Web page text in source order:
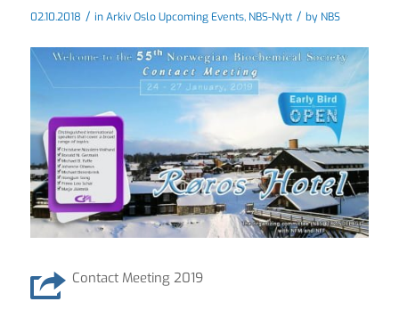
02.10.2018 / inArkiv Oslo Upcoming Events, NBS-Nytt / by NBS
Contact Meeting 2019